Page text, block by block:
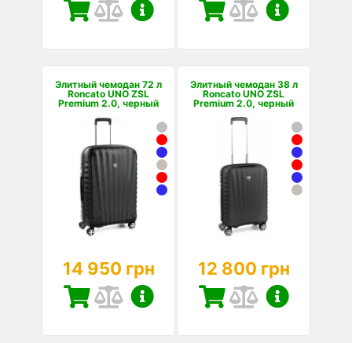
Элитный чемодан 72 л
Roncato UNO ZSL
Premium 2.0, черный
14 950 грн
Элитный чемодан 38 л
Roncato UNO ZSL
Premium 2.0, черный
12 800 грн